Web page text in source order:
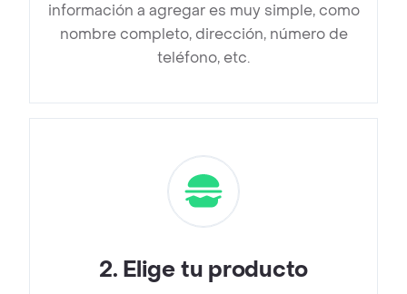
información a agregar es muy simple, como
nombre completo, dirección, número de
teléfono, etc.
2. Elige tu producto